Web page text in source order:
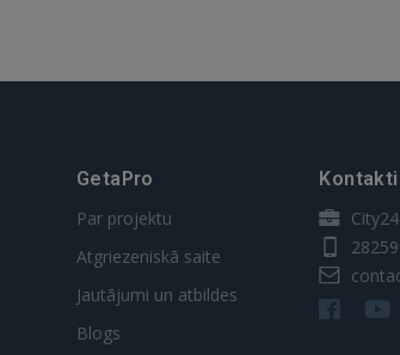
GetaPro
Par projektu
Atgriezeniskā saite
Jautājumi un atbildes
Blogs
Kontakti